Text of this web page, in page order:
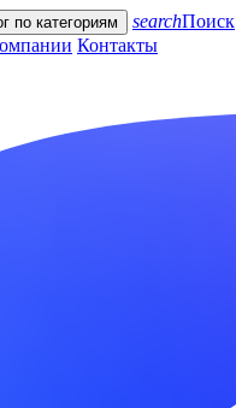
по категориям searchПоиск
Контакты